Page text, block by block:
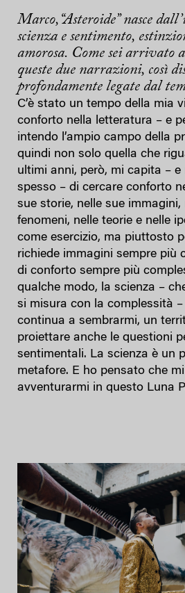
Marco,“Asteroide” nasce
scienza e sentimento,
amorosa. Come sei arrivato
queste due narrazioni, così
profondamente legate dal
C’è stato un tempo della mia
conforto nella letteratura – e
intendo l’ampio campo della
quindi non solo quella che
ultimi anni, però, mi capita –
spesso – di cercare conforto
sue storie, nelle sue immagini,
fenomeni, nelle teorie e nelle
come esercizio, ma piuttosto
richiede immagini sempre più
di conforto sempre più
qualche modo, la scienza –
si misura con la complessità
continua a sembrarmi, un
proiettare anche le questioni
sentimentali. La scienza è un
metafore. E ho pensato che
avventurarmi in questo Luna